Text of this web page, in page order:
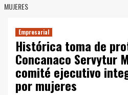
MUJERES
Empresarial
Histórica toma de
Concanaco Servytur
comité ejecutivo
por mujeres